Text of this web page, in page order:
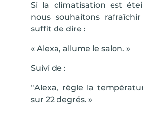
Si la climatisation est
nous souhaitons
suffit de dire :
« Alexa, allume le salon. »
Suivi de :
“Alexa, règle la
sur 22 degrés. »